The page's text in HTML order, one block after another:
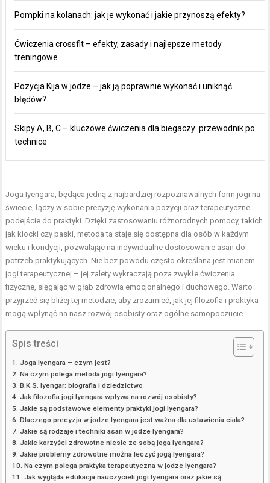
Pompki na kolanach: jak je wykonać i jakie przynoszą efekty?
Ćwiczenia crossfit – efekty, zasady i najlepsze metody
treningowe
Pozycja Kija w jodze – jak ją poprawnie wykonać i uniknąć
błędów?
Skipy A, B, C – kluczowe ćwiczenia dla biegaczy: przewodnik po
technice
Joga Iyengara, będąca jedną z najbardziej rozpoznawalnych form jogi na
świecie, łączy w sobie precyzję wykonania pozycji oraz terapeutyczne
podejście do praktyki. Dzięki zastosowaniu różnorodnych pomocy, takich
jak klocki czy paski, metoda ta staje się dostępna dla osób w każdym
wieku i kondycji, pozwalając na indywidualne dostosowanie asan do
potrzeb praktykujących. Nie bez powodu często określana jest mianem
jogi terapeutycznej – jej zalety wykraczają poza zwykłe ćwiczenia
fizyczne, sięgając w głąb zdrowia emocjonalnego i duchowego. Warto
przyjrzeć się bliżej tej metodzie, aby zrozumieć, jak jej filozofia i praktyka
mogą wpłynąć na nasz rozwój osobisty oraz ogólne samopoczucie.
Spis treści
Joga Iyengara – czym jest?
Na czym polega metoda jogi Iyengara?
B.K.S. Iyengar: biografia i dziedzictwo
Jak filozofia jogi Iyengara wpływa na rozwój osobisty?
Jakie są podstawowe elementy praktyki jogi Iyengara?
Dlaczego precyzja w jodze Iyengara jest ważna dla ustawienia ciała?
Jakie są rodzaje i techniki asan w jodze Iyengara?
Jakie korzyści zdrowotne niesie ze sobą joga Iyengara?
Jakie problemy zdrowotne można leczyć jogą Iyengara?
Na czym polega praktyka terapeutyczna w jodze Iyengara?
Jak wygląda edukacja nauczycieli jogi Iyengara oraz jakie są